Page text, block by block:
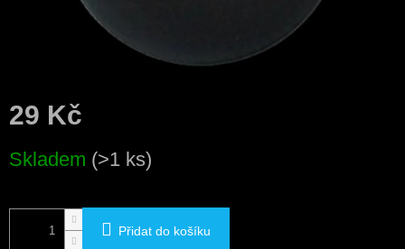
29 Kč
cena:
Skladem (>1 ks)
Přidat do košíku